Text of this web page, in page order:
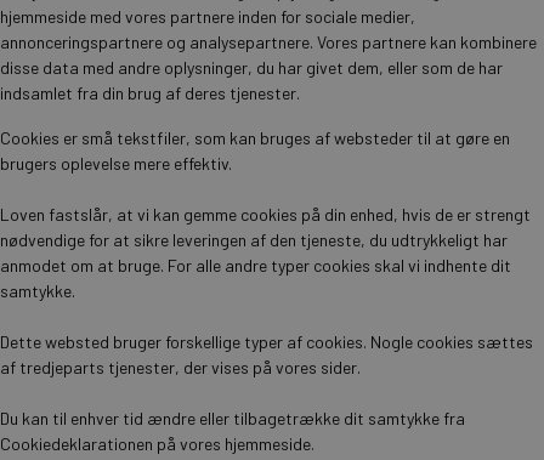
hjemmeside med vores partnere inden for sociale medier,
annonceringspartnere og analysepartnere. Vores partnere kan kombinere
disse data med andre oplysninger, du har givet dem, eller som de har
indsamlet fra din brug af deres tjenester.
Cookies er små tekstfiler, som kan bruges af websteder til at gøre en
brugers oplevelse mere effektiv.
Loven fastslår, at vi kan gemme cookies på din enhed, hvis de er strengt
nødvendige for at sikre leveringen af den tjeneste, du udtrykkeligt har
anmodet om at bruge. For alle andre typer cookies skal vi indhente dit
samtykke.
Dette websted bruger forskellige typer af cookies. Nogle cookies sættes
af tredjeparts tjenester, der vises på vores sider.
Du kan til enhver tid ændre eller tilbagetrække dit samtykke fra
Cookiedeklarationen på vores hjemmeside.